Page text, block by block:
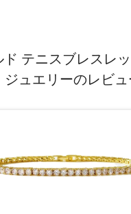
テニスブレスレ
ジュエリーのレビ